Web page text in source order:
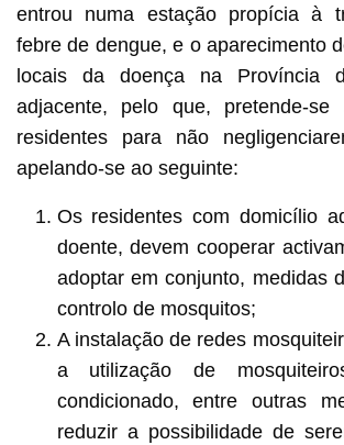
entrou numa estação propícia à
febre de dengue, e o aparecimento
locais da doença na Província
adjacente, pelo que, pretende-se
residentes para não
apelando-se ao seguinte:
Os residentes com domicílio
doente, devem cooperar
adoptar em conjunto, medidas
controlo de mosquitos;
A instalação de redes
a utilização de
condicionado, entre outras
reduzir a possibilidade de